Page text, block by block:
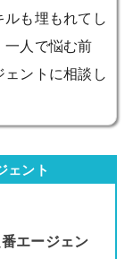
ルも埋もれてし
一人で悩む前
ントに相談し
ェント
エージェン